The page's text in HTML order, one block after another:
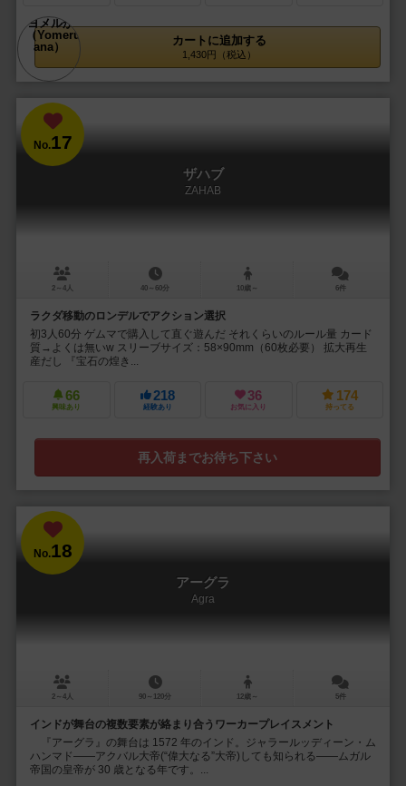
カートに追加する
1,430円（税込）
No.17
ザハブ
ZAHAB
2～4人 40～60分 10歳～ 6件
ラクダ移動のロンデルでアクション選択
初3人60分 ゲムマで購入して直ぐ遊んだ それくらいのルール量 カード
質→よくは無いw スリーブサイズ：58×90mm（60枚必要） 拡大再生
産だし 『宝石の煌き...
66
興味あり
218
経験あり
36
お気に入り
174
持ってる
再入荷までお待ち下さい
No.18
アーグラ
Agra
2～4人 90～120分 12歳～ 5件
インドが舞台の複数要素が絡まり合うワーカープレイスメント
『アーグラ』の舞台は 1572 年のインド。ジャラールッディーン・ム
ハンマド――アクバル大帝(“偉大なる”大帝)しても知られる――ムガル
帝国の皇帝が 30 歳となる年です。...